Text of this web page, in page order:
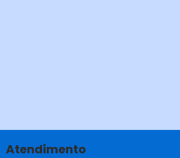
Atendimento